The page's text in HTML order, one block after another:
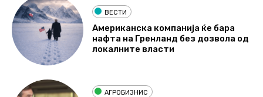
ВЕСТИ
Американска компанија ќе бара
нафта на Гренланд без дозвола од
локалните власти
АГРОБИЗНИС